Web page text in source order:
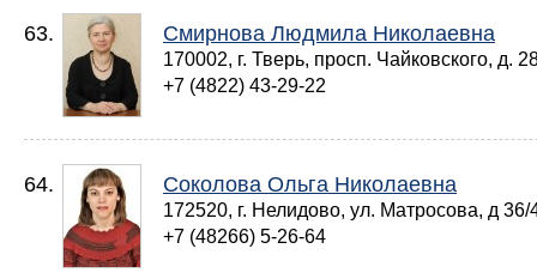
63. Смирнова Людмила Николаевна
170002, г. Тверь, просп. Чайковского, д.
+7 (4822) 43-29-22
64. Соколова Ольга Николаевна
172520, г. Нелидово, ул. Матросова, д 36/
+7 (48266) 5-26-64